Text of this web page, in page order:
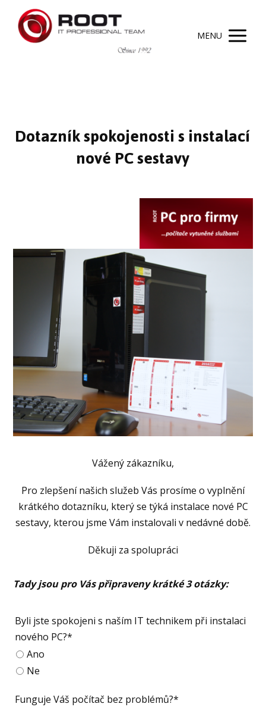
MENU
Dotazník spokojenosti s instalací
nové PC sestavy
Vážený zákazníku,
Pro zlepšení našich služeb Vás prosíme o vyplnění
krátkého dotazníku, který se týká instalace nové PC
sestavy, kterou jsme Vám instalovali v nedávné době.
Děkuji za spolupráci
Tady jsou pro Vás připraveny krátké 3 otázky:
Byli jste spokojeni s naším IT technikem při instalaci
nového PC?*
Ano
Ne
Funguje Váš počítač bez problémů?*